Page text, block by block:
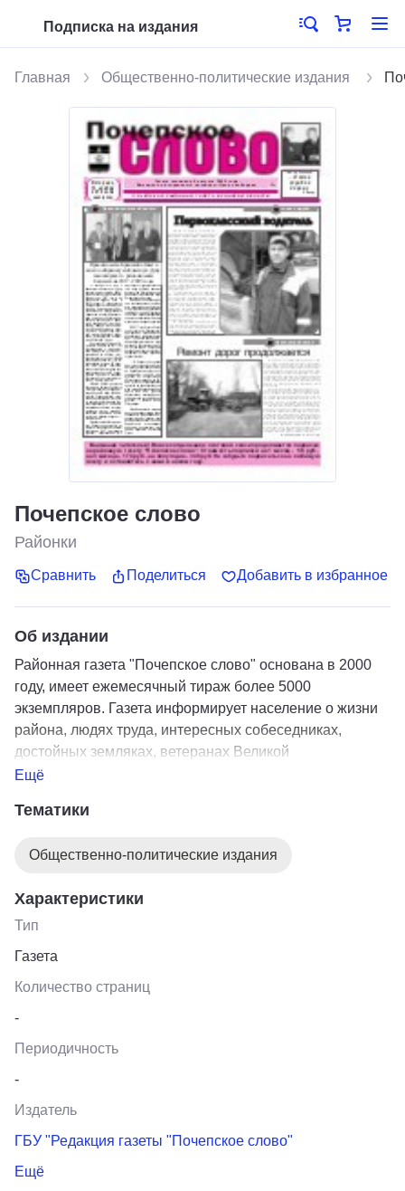
Подписка на издания
Главная Общественно-политические издания
Почепское слово
Районки
Сравнить Поделиться Добавить в избранное
Об издании
Районная газета "Почепское слово" основана в 2000
году, имеет ежемесячный тираж более 5000
экземпляров. Газета информирует население о жизни
района, людях труда, интересных собеседниках,
достойных земляках, ветеранах Великой
отечественной войны и локальных конфликтов, о
просвещении.
Ещё
Тематики
Общественно-политические издания
Характеристики
Тип
Газета
Количество страниц
-
Периодичность
-
Издатель
ГБУ "Редакция газеты "Почепское слово"
Ещё